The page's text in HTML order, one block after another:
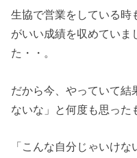
生協で営業をしている時
がいい成績を収めていま
た・・。
だから今、やっていて結
ないな」と何度も思った
「こんな自分じゃいけ